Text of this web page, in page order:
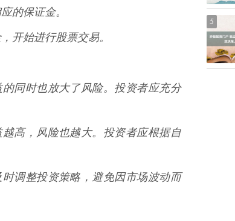
的保证金。
开始进行股票交易。
同时也放大了风险。投资者应充分
高，风险也越大。投资者应根据自
调整投资策略，避免因市场波动而
5